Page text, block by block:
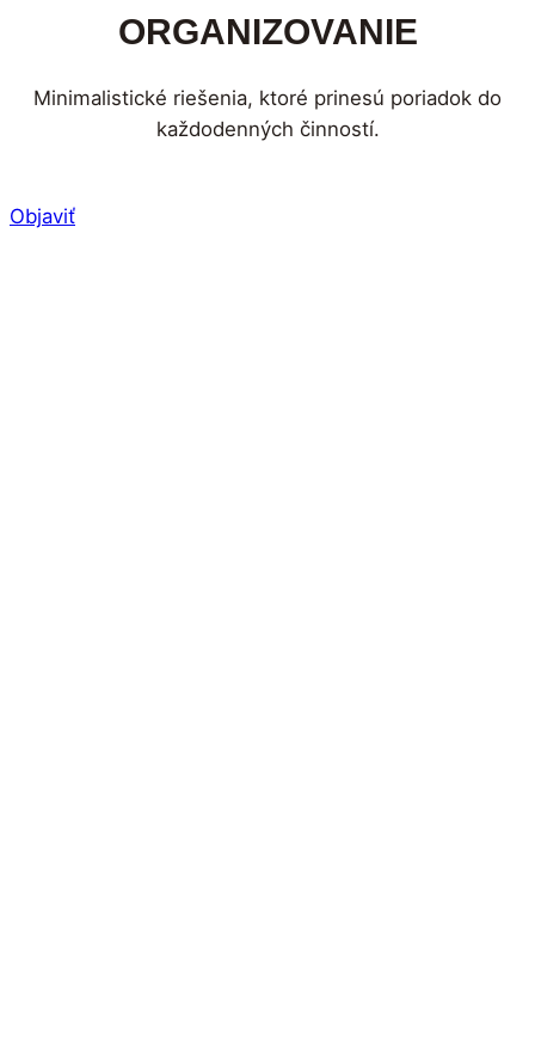
ORGANIZOVANIE
Minimalistické riešenia, ktoré prinesú poriadok do
každodenných činností.
Objaviť